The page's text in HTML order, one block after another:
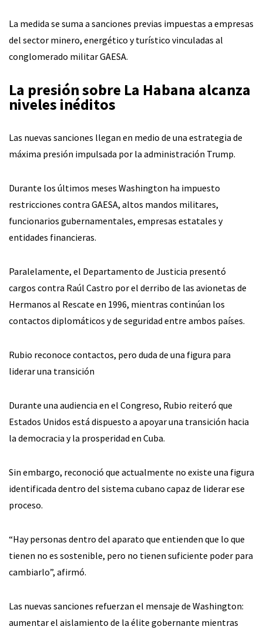
La medida se suma a sanciones previas impuestas a empresas
del sector minero, energético y turístico vinculadas al
conglomerado militar GAESA.
La presión sobre La Habana alcanza
niveles inéditos
Las nuevas sanciones llegan en medio de una estrategia de
máxima presión impulsada por la administración Trump.
Durante los últimos meses Washington ha impuesto
restricciones contra GAESA, altos mandos militares,
funcionarios gubernamentales, empresas estatales y
entidades financieras.
Paralelamente, el Departamento de Justicia presentó
cargos contra Raúl Castro por el derribo de las avionetas de
Hermanos al Rescate en 1996, mientras continúan los
contactos diplomáticos y de seguridad entre ambos países.
Rubio reconoce contactos, pero duda de una figura para
liderar una transición
Durante una audiencia en el Congreso, Rubio reiteró que
Estados Unidos está dispuesto a apoyar una transición hacia
la democracia y la prosperidad en Cuba.
Sin embargo, reconoció que actualmente no existe una figura
identificada dentro del sistema cubano capaz de liderar ese
proceso.
“Hay personas dentro del aparato que entienden que lo que
tienen no es sostenible, pero no tienen suficiente poder para
cambiarlo”, afirmó.
Las nuevas sanciones refuerzan el mensaje de Washington:
aumentar el aislamiento de la élite gobernante mientras